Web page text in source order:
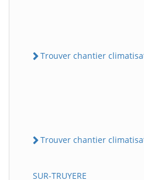
Trouver chantier
Trouver chantier
SUR-TRUYERE